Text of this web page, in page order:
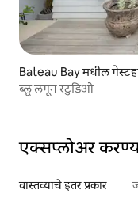
Bateau Bay मधील
ब्लू लगून स्टुडिओ
एक्सप्लोअर
वास्तव्याचे इतर प्रकार